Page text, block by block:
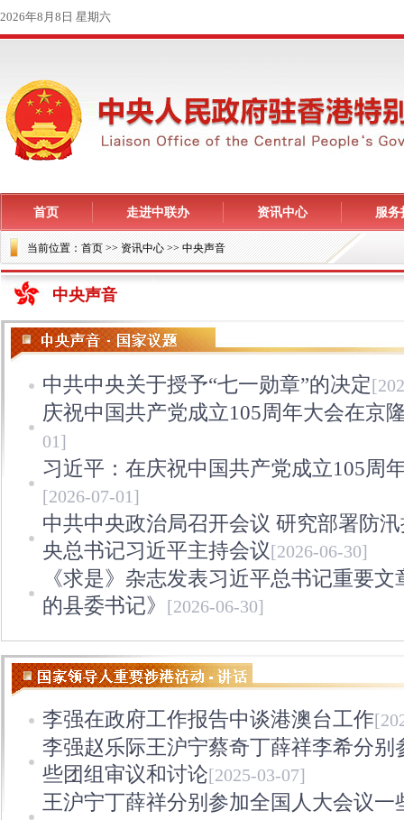
首页 走进中联办 资讯中心 服务
当前位置：首页>> 资讯中心 >> 中央声音
中央声音
中共中央关于授予“七一勋章”的决定
庆祝中国共产党成立105周年大会在京
01]
习近平：在庆祝中国共产党成立105周
[2026-07-01]
中共中央政治局召开会议 研究部署防
央总书记习近平主持会议 [2026-06-30]
《求是》杂志发表习近平总书记重要
的县委书记》
[2026-06-30]
李强在政府工作报告中谈港澳台工作
李强赵乐际王沪宁蔡奇丁薛祥李希分别
些团组审议和讨论[2025-03-07]
王沪宁丁薛祥分别参加全国人大会议一